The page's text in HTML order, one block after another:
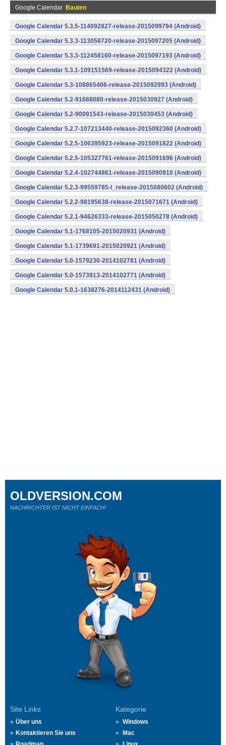
Google Calendar Bauten
Google Calendar 5.3.5-114092827-release-2015099794 (Android)
Google Calendar 5.3.3-113058720-release-2015097205 (Android)
Google Calendar 5.3.3-112458160-release-2015097193 (Android)
Google Calendar 5.3.1-109151569-release-2015094322 (Android)
Google Calendar 5.3-108865406-release-2015092993 (Android)
Google Calendar 5.2-91668080-release-2015030927 (Android)
Google Calendar 5.2-90091543-release-2015030453 (Android)
Google Calendar 5.2.7-107213440-release-2015092360 (Android)
Google Calendar 5.2.5-106395923-release-2015091822 (Android)
Google Calendar 5.2.5-105327761-release-2015091696 (Android)
Google Calendar 5.2.4-102744861-release-2015090910 (Android)
Google Calendar 5.2.3-99559785-l_release-2015080602 (Android)
Google Calendar 5.2.2-98195638-release-2015071671 (Android)
Google Calendar 5.2.1-94626333-release-2015050278 (Android)
Google Calendar 5.1-1768105-2015020931 (Android)
Google Calendar 5.1-1739691-2015020921 (Android)
Google Calendar 5.0-1579230-2014102781 (Android)
Google Calendar 5.0-1573913-2014102771 (Android)
Google Calendar 5.0.1-1638276-2014112431 (Android)
Site Links
Über uns
Kontaktieren Sie uns
Kategorie
Windows
Mac
OLDVERSION.COM
NACHRICHTER IST NICHT EINFACH!